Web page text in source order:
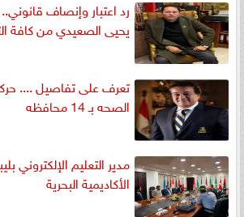
رد اعتبار وإنصاف
يحيى الصعيدي من كافة
تعرف على تفاصيل ....
الصحه بـ 14 محافظه
مدير التعليم الإلكتروني
الأكاديمية البحرية